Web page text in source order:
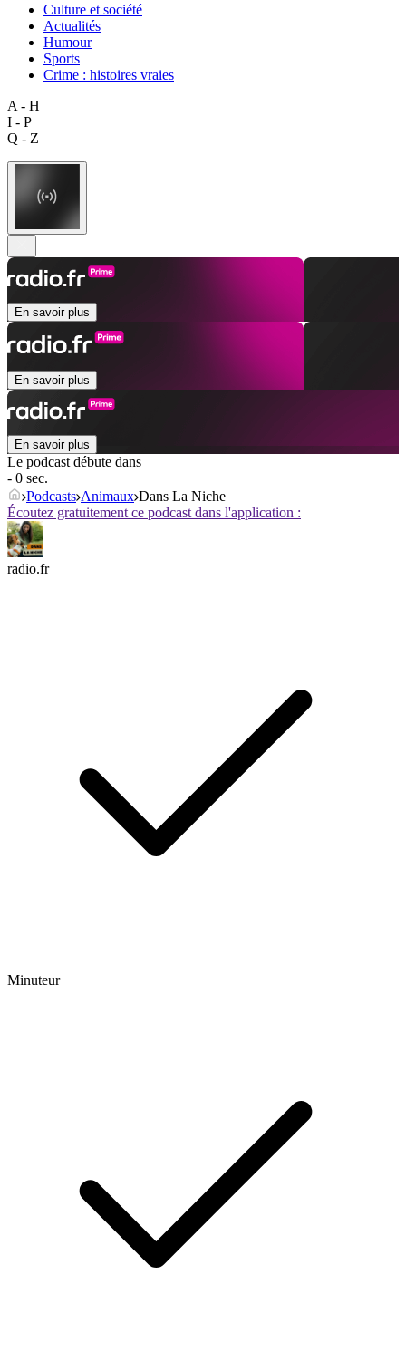
Culture et société
Actualités
Humour
Sports
Crime : histoires vraies
A - H
I - P
Q - Z
En savoir plus
En savoir plus
En savoir plus
Le podcast débute dans
- 0 sec.
Podcasts Animaux Dans La Niche
Écoutez gratuitement ce podcast dans l'application :
radio.fr
Minuteur